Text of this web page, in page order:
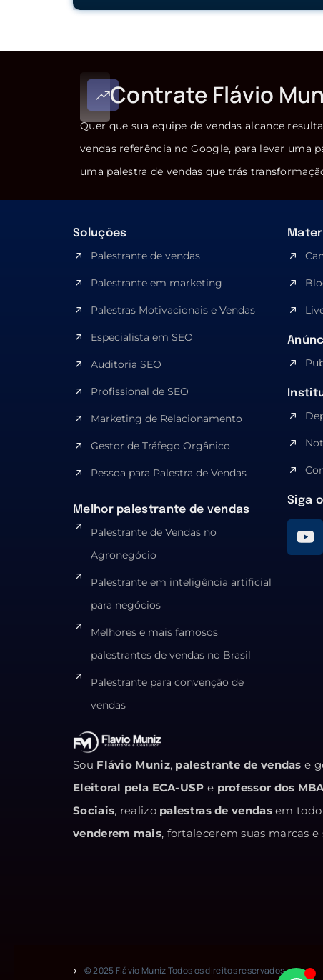
Contrate Flávio
Quer que sua equipe de vendas alcance
vendas referência no Google, para levar uma
uma palestra de vendas que trás
Soluções
Palestrante de vendas
Palestrante em marketing
Palestras Motivacionais e Vendas
Especialista em SEO​
Auditoria SEO
Profissional de SEO
Marketing de Relacionamento
Gestor de Tráfego Orgânico
Pessoa para Palestra de Vendas
Melhor palestrante de vendas
Palestrante de Vendas no
Agronegócio
Palestrante em inteligência artificial
para negócios
Melhores e mais famosos
palestrantes de vendas no Brasil
Palestrante para convenção de
vendas
Siga
Sou Flávio Muniz, palestrante de vendas e
Eleitoral pela ECA-USP e professor dos
Sociais, realizo palestras de vendasem todo
venderem mais, fortalecerem suas marcas
© 2025 Flávio Muniz Todos os direitos reservados.